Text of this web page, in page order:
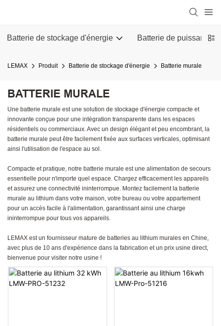
Batterie de stockage d'énergie Batterie de puissance
LEMAX Produit Batterie de stockage d'énergie Batterie murale
BATTERIE MURALE
Une batterie murale est une solution de stockage d'énergie compacte et
innovante conçue pour une intégration transparente dans les espaces
résidentiels ou commerciaux. Avec un design élégant et peu encombrant, la
batterie murale peut être facilement fixée aux surfaces verticales, optimisant
ainsi l'utilisation de l'espace au sol.
Compacte et pratique, notre batterie murale est une alimentation de secours
essentielle pour n'importe quel espace. Chargez efficacement les appareils
et assurez une connectivité ininterrompue. Montez facilement la batterie
murale au lithium dans votre maison, votre bureau ou votre appartement
pour un accès facile à l'alimentation, garantissant ainsi une charge
ininterrompue pour tous vos appareils.
LEMAX est un fournisseur mature de batteries au lithium murales en Chine,
avec plus de 10 ans d'expérience dans la fabrication et un prix usine direct,
bienvenue pour visiter notre usine !